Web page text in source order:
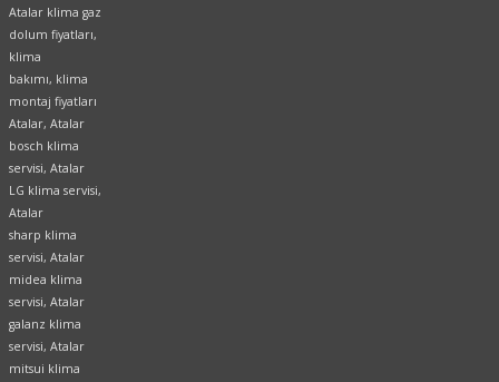
Atalar klima gaz
dolum fiyatları,
klima
bakımı, klima
montaj fiyatları
Atalar, Atalar
bosch klima
servisi, Atalar
LG klima servisi,
Atalar
sharp klima
servisi, Atalar
midea klima
servisi, Atalar
galanz klima
servisi, Atalar
mitsui klima